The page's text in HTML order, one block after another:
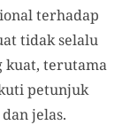
terhadap
tidak selalu
kuat, terutama
petunjuk
jelas.